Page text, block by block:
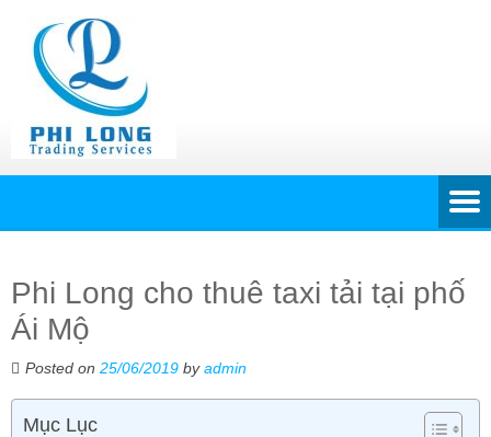
Phi Long cho thuê taxi tải tại phố
Ái Mộ
Posted on 25/06/2019 byadmin
Mục Lục